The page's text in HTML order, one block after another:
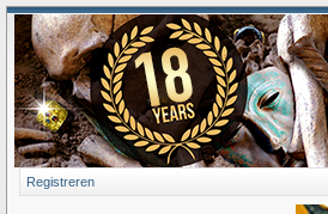
Registreren